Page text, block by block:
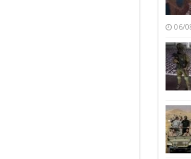
06/